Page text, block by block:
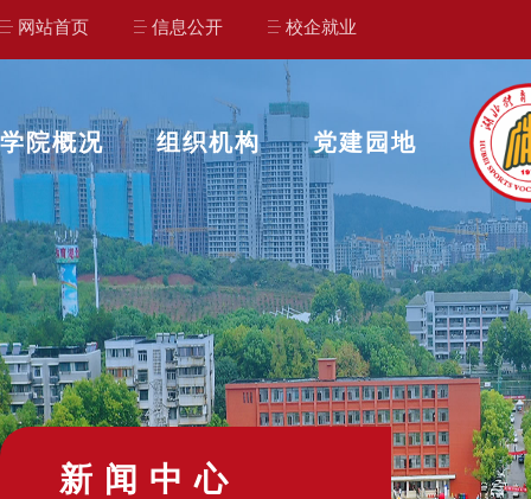
网站首页 信息公开 校企就业
学院概况 组织机构 党建园地
新闻中心